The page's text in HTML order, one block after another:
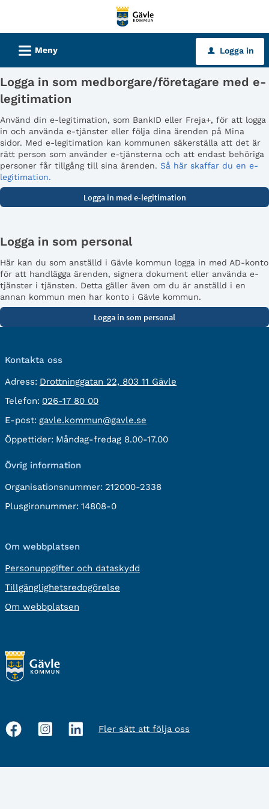
tjänster
Gävle
kommun
L Meny u Logga in
Logga in som medborgare/företagare med e-
legitimation
Använd din e-legitimation, som BankID eller Freja+, för att logga
in och använda e-tjänster eller följa dina ärenden på Mina
sidor. Med e-legitimation kan kommunen säkerställa att det är
rätt person som använder e-tjänsterna och att endast behöriga
personer får tillgång till sina ärenden. Så här skaffar du en e-
legitimation.
Logga in som personal
Här kan du som anställd i Gävle kommun logga in med AD-konto
för att handlägga ärenden, signera dokument eller använda e-
tjänster i tjänsten. Detta gäller även om du är anställd i en
annan kommun men har konto i Gävle kommun.
Kontakta oss
Adress: besöksadress:
Drottninggatan 22, 803 11 Gävle
Telefon: Telefon:
026-17 80 00
E-post: E-
post:
gavle.kommun@gavle.se
Öppettider: Måndag-fredag 8.00-17.00
Övrig information
Organisationsnummer: 212000-2338
Plusgironummer: 14808-0
Om webbplatsen
Personuppgifter och dataskydd
Tillgänglighetsredogörelse
Om webbplatsen
Sociala
Fler sätt att följa oss